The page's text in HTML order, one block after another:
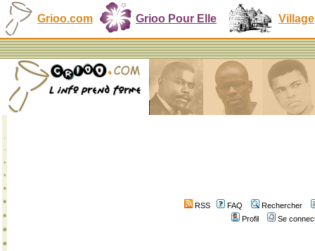
Grioo.com Grioo Pour Elle Village
RSS FAQ
Rechercher
Profil
Se